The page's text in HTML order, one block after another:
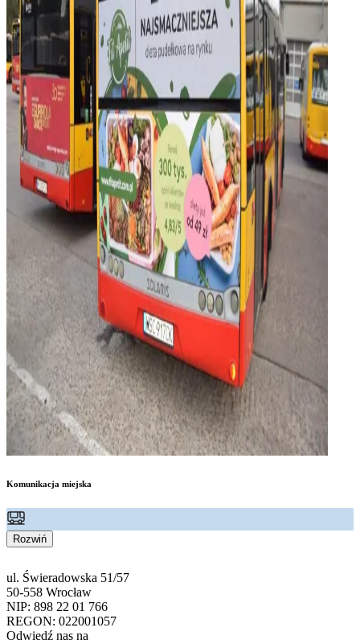
Komunikacja miejska
Rozwiń
ul. Świeradowska 51/57
50-558 Wrocław
NIP: 898 22 01 766
REGON: 022001057
Odwiedź nas na